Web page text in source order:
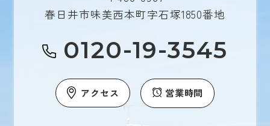
春日井市味美西本町字石塚1850番地
0120-19-3545
アクセス 営業時間